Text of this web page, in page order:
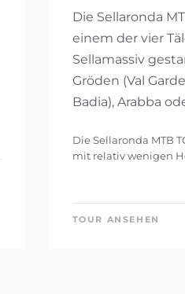
Die Sellaronda
einem der vier
Sellamassiv
Gröden (Val
Badia), Arabba
Die Sellaronda MTB
mit relativ wenigen
TOUR ANSEHEN